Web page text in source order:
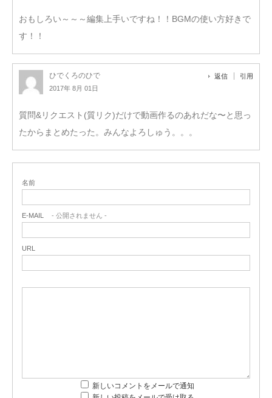
おもしろい～～～編集上手いですね！！BGMの使い方好きで
す！！
ひでくろのひで
2017年 8月 01日
返信 引用
質問&リクエスト(質リク)だけで動画作るのあれだな〜と思っ
たからまとめたった。みんなよろしゅう。。。
名前
E-MAIL - 公開されません -
URL
新しいコメントをメールで通知